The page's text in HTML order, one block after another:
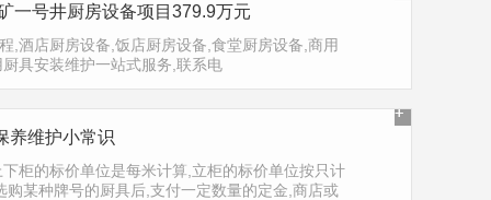
一号井厨房设备项目379.9万元
,酒店厨房设备,饭店厨房设备,食堂厨房设备,商用
具安装维护一站式服务,联系电
养维护小常识
柜的标价单位是每米计算,立柜的标价单位按只计
购某种牌号的厨具后,支付一定数量的定金,商店或